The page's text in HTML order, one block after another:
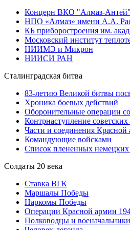
Концерн ВКО "Алмаз-Антей"
НПО «Алмаз» имени А.А.
КБ приборостроения им.
Московский институт
НИИМЭ и Микрон
НИИСИ РАН
Сталинградская битва
83-летию Великой битвы
Хроника боевых действий
Оборонительные операции
Контрнаступление советских
Части и соединения Красной
Командующие войсками
Список плененных
Солдаты 20 века
Ставка ВГК
Маршалы Победы
Наркомы Победы
Операции Красной армии
Полководцы и военачальники